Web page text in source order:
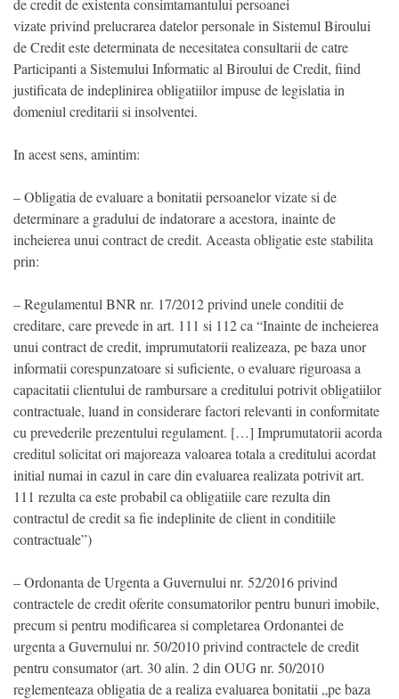
vizate privind prelucrarea datelor personale in Sistemul Biroului
de Credit este determinata de necesitatea consultarii de catre
Participanti a Sistemului Informatic al Biroului de Credit, fiind
justificata de indeplinirea obligatiilor impuse de legislatia in
domeniul creditarii si insolventei.
In acest sens, amintim:
– Obligatia de evaluare a bonitatii persoanelor vizate si de
determinare a gradului de indatorare a acestora, inainte de
incheierea unui contract de credit. Aceasta obligatie este stabilita
prin:
– Regulamentul BNR nr. 17/2012 privind unele conditii de
creditare, care prevede in art. 111 si 112 ca “Inainte de incheierea
unui contract de credit, imprumutatorii realizeaza, pe baza unor
informatii corespunzatoare si suficiente, o evaluare riguroasa a
capacitatii clientului de rambursare a creditului potrivit obligatiilor
contractuale, luand in considerare factori relevanti in conformitate
cu prevederile prezentului regulament. […] Imprumutatorii acorda
creditul solicitat ori majoreaza valoarea totala a creditului acordat
initial numai in cazul in care din evaluarea realizata potrivit art.
111 rezulta ca este probabil ca obligatiile care rezulta din
contractul de credit sa fie indeplinite de client in conditiile
contractuale”)
– Ordonanta de Urgenta a Guvernului nr. 52/2016 privind
contractele de credit oferite consumatorilor pentru bunuri imobile,
precum si pentru modificarea si completarea Ordonantei de
urgenta a Guvernului nr. 50/2010 privind contractele de credit
pentru consumator (art. 30 alin. 2 din OUG nr. 50/2010
reglementeaza obligatia de a realiza evaluarea bonitatii „pe baza